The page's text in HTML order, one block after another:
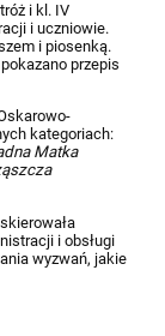
i kl. IV
i uczniowie.
i piosenką.
przepis
kategoriach:
Matka
i obsługi
wyzwań, jakie